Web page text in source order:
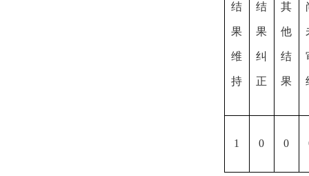
结
果
维
持
结
果
纠
正
其
他
结
果
1 0 0